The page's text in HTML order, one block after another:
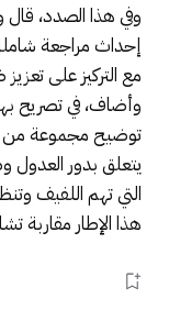
وفي هذا الصدد،
إحداث مراجعة شاملة
مع التركيز على
وأضاف، في تصريح
توضيح مجموعة من
يتعلق بدور العدول
التي تهم اللفيف
هذا الإطار مقاربة